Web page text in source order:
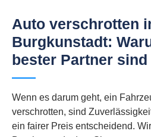
Auto verschrotten
Burgkunstadt:
bester Partner sind
Wenn es darum geht, ein
verschrotten, sind
ein fairer Preis entscheidend.